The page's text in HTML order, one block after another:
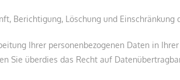
Berichtigung, Löschung und Einschränkung
Ihrer personenbezogenen Daten in
Sie überdies das Recht auf